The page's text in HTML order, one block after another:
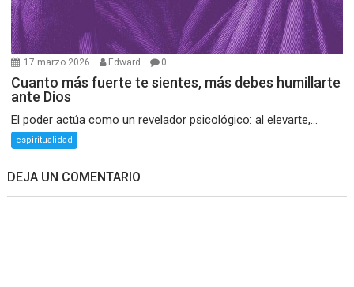
17 marzo 2026 Edward 0
Cuanto más fuerte te sientes, más debes humillarte
ante Dios
El poder actúa como un revelador psicológico: al elevarte,...
espiritualidad
DEJA UN COMENTARIO